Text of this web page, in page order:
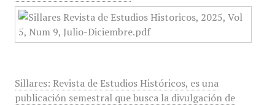
Sillares: Revista de Estudios Históricos, es una
publicación semestral que busca la divulgación de